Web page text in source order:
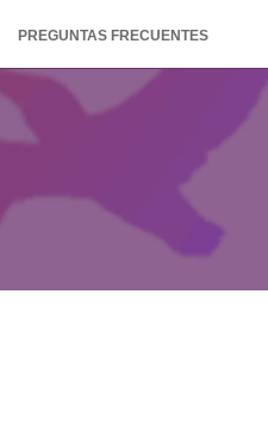
PREGUNTAS FRECUENTES